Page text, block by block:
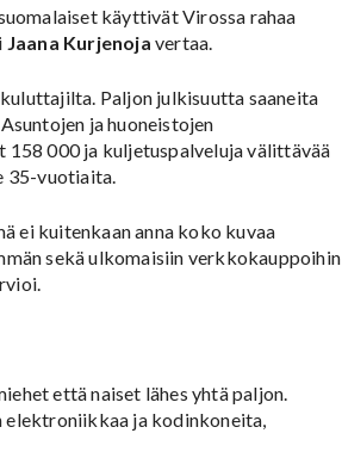
käyttivät Virossa rahaa
Jaana Kurjenoja vertaa.
Paljon julkisuutta saaneita
ja huoneistojen
000 ja kuljetuspalveluja välittävää
35-vuotiaita.
ei kuitenkaan anna koko kuvaa
sekä ulkomaisiin verkkokauppoihin
että naiset lähes yhtä paljon.
elektroniikkaa ja kodinkoneita,